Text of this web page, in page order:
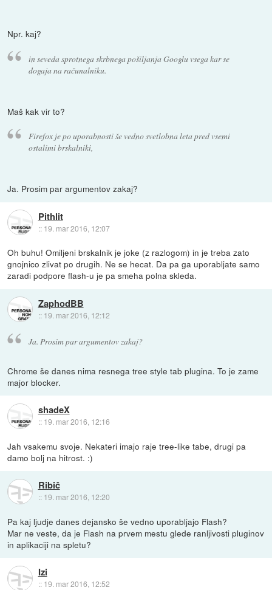
Npr. kaj?
in seveda sprotnega skrbnega pošiljanja Googlu vsega kar se
dogaja na računalniku.
Maš kak vir to?
Firefox je po uporabnosti še vedno svetlobna leta pred vsemi
ostalimi brskalniki,
Ja. Prosim par argumentov zakaj?
Pithlit
:: 19. mar 2016, 12:07
Oh buhu! Omiljeni brskalnik je joke (z razlogom) in je treba zato
gnojnico zlivat po drugih. Ne se hecat. Da pa ga uporabljate samo
zaradi podpore flash-u je pa smeha polna skleda.
ZaphodBB
:: 19. mar 2016, 12:12
Ja. Prosim par argumentov zakaj?
Chrome še danes nima resnega tree style tab plugina. To je zame
major blocker.
shadeX
:: 19. mar 2016, 12:16
Jah vsakemu svoje. Nekateri imajo raje tree-like tabe, drugi pa
damo bolj na hitrost. :)
Ribič
:: 19. mar 2016, 12:20
Pa kaj ljudje danes dejansko še vedno uporabljajo Flash?
Mar ne veste, da je Flash na prvem mestu glede ranljivosti pluginov
in aplikaciji na spletu?
Izi
:: 19. mar 2016, 12:52